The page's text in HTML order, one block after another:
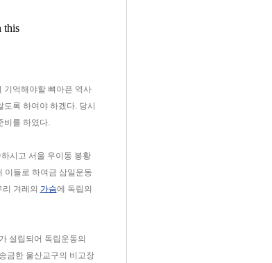
기억해야할 뼈아픈 역사
록 하여야 하겠다. 당시
비를 하였다.
시고 서울 우이동 봉황
이들로 하여금 삼일운동
겨레의 가슴에 독립의
가 설립되어 독립운동의
금한 울산교구의 비고장